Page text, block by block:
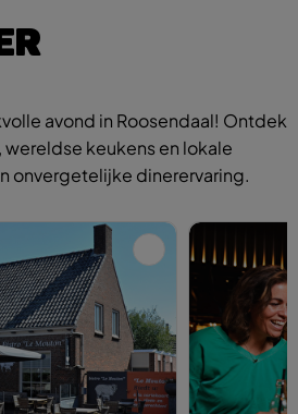
avond in Roosendaal! Ontdek
keukens en lokale
onvergetelijke dinerervaring.